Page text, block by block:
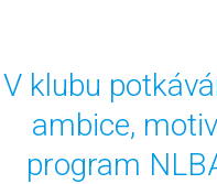
V klubu
ambice,
program